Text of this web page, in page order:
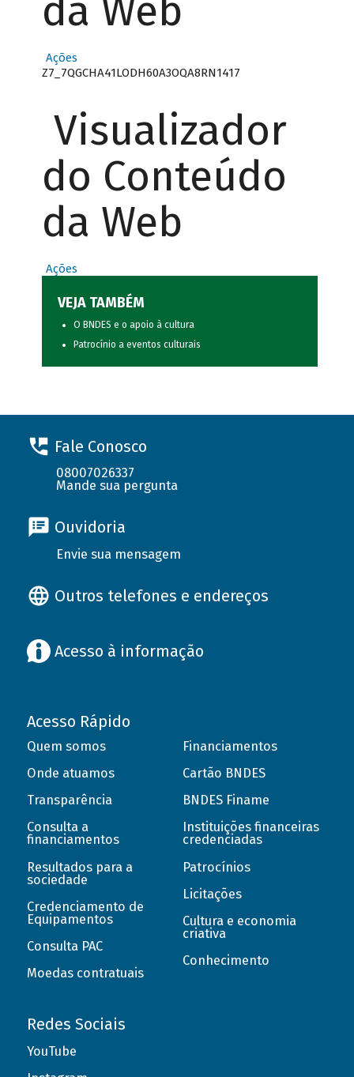
da Web
Ações
Z7_7QGCHA41LODH60A3OQA8RN1417
Visualizador
do Conteúdo
da Web
Ações
VEJA TAMBÉM
O BNDES e o apoio à cultura
Patrocínio a eventos culturais
Fale Conosco
08007026337
Mande sua pergunta
Ouvidoria
Envie sua mensagem
Outros telefones e endereços
Acesso à informação
Acesso Rápido
Quem somos
Onde atuamos
Transparência
Consulta a
financiamentos
Resultados para a
sociedade
Credenciamento de
Equipamentos
Consulta PAC
Moedas contratuais
Financiamentos
Cartão BNDES
BNDES Finame
Instituições financeiras
credenciadas
Patrocínios
Licitações
Cultura e economia
criativa
Conhecimento
Redes Sociais
YouTube